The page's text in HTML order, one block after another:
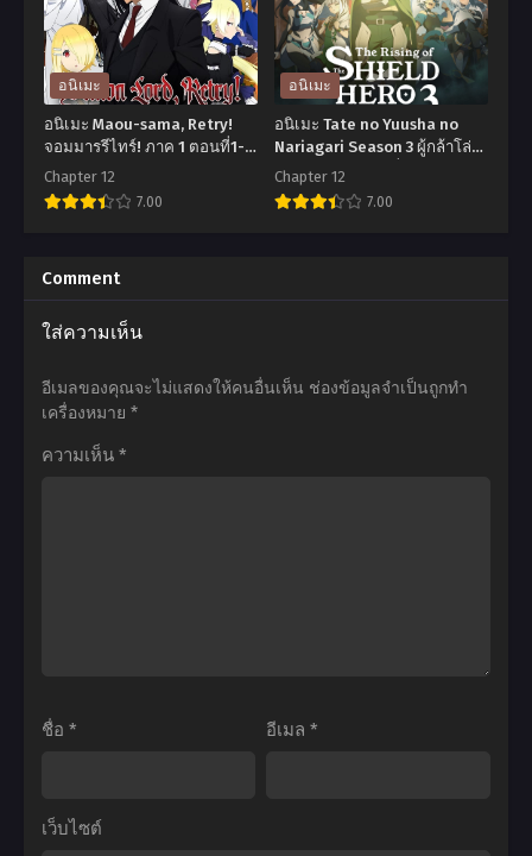
no
Saigo
no
Senjou
ศึก
สุดท้าย
ของ
กับ
ผม
คือ
เริ่ม
ของ
ไทย
ด์
เบรก
เกอร์
ตอน
ที่1-
13
พากย์
อนิเมะ
อนิเมะ Maou-sama, Retry!
จอมมารรีไทร์! ภาค 1 ตอนที่1-
12 ซับไทย
Chapter 12
7.00
นิ
เมะ
Maou-
Retry!
มาร
ไทย
อนิเมะ
อนิเมะ Tate no Yuusha no
Nariagari Season 3 ผู้กล้าโล่
ผงาด ภาค 3 ตอนที่1-12 พากย์
ไทย+ซับไทย
Chapter 12
7.00
เมะ
no
3
Comment
ใส่ความเห็น
อีเมลของคุณจะไม่แสดงให้คนอื่นเห็น ช่องข้อมูลจำเป็นถูกทำ
เครื่องหมาย *
ความเห็น *
ชื่อ * อีเมล *
เว็บไซต์